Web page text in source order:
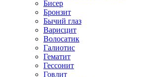
Бисер
Бронзит
Бычий глаз
Варисцит
Волосатик
Галиотис
Гематит
Гессонит
Говлит